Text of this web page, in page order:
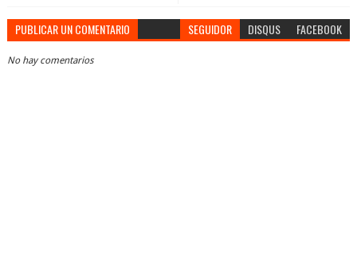
PUBLICAR UN COMENTARIO SEGUIDOR DISQUS FACEBOOK
No hay comentarios